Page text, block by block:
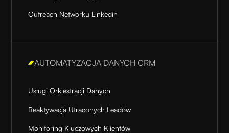
Outreach Networku Linkedin
AUTOMATYZACJA DANYCH CRM
Usługi Orkiestracji Danych
Reaktywacja Utraconych Leadów
Monitoring Kluczowych Klientów